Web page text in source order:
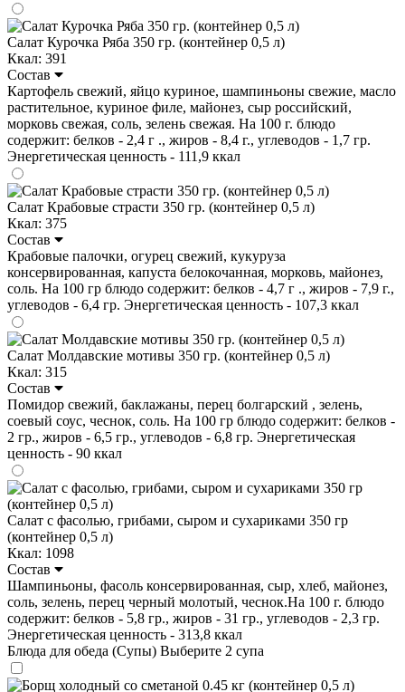
Салат Курочка Ряба 350 гр. (контейнер 0,5 л)
Ккал: 391
Состав
Картофель свежий, яйцо куриное, шампиньоны свежие, масло
растительное, куриное филе, майонез, сыр российский,
морковь свежая, соль, зелень свежая. На 100 г. блюдо
содержит: белков - 2,4 г ., жиров - 8,4 г., углеводов - 1,7 гр.
Энергетическая ценность - 111,9 ккал
Салат Крабовые страсти 350 гр. (контейнер 0,5 л)
Ккал: 375
Состав
Крабовые палочки, огурец свежий, кукуруза
консервированная, капуста белокочанная, морковь, майонез,
соль. На 100 гр блюдо содержит: белков - 4,7 г ., жиров - 7,9 г.,
углеводов - 6,4 гр. Энергетическая ценность - 107,3 ккал
Салат Молдавские мотивы 350 гр. (контейнер 0,5 л)
Ккал: 315
Состав
Помидор свежий, баклажаны, перец болгарский , зелень,
соевый соус, чеснок, соль. На 100 гр блюдо содержит: белков -
2 гр., жиров - 6,5 гр., углеводов - 6,8 гр. Энергетическая
ценность - 90 ккал
Салат с фасолью, грибами, сыром и сухариками 350 гр
(контейнер 0,5 л)
Ккал: 1098
Состав
Шампиньоны, фасоль консервированная, сыр, хлеб, майонез,
соль, зелень, перец черный молотый, чеснок.На 100 г. блюдо
содержит: белков - 5,8 гр., жиров - 31 гр., углеводов - 2,3 гр.
Энергетическая ценность - 313,8 ккал
Блюда для обеда (Супы) Выберите 2 супа